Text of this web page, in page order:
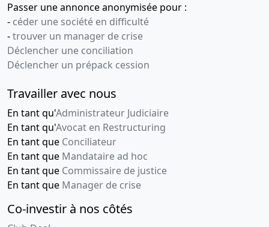
Passer une annonce anonymisée pour :
- céder une société en difficulté
-trouver un manager de crise
Déclencher une conciliation
Déclencher un prépack cession
Travailler avec nous
En tant qu'Administrateur Judiciaire
En tant qu'Avocat en Restructuring
En tant que Conciliateur
En tant que Mandataire ad hoc
En tant que Commissaire de justice
En tant que Manager de crise
Co-investir à nos côtés